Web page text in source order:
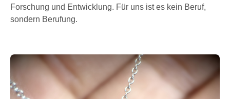
Forschung und Entwicklung. Für uns ist es kein Beruf,
sondern Berufung.